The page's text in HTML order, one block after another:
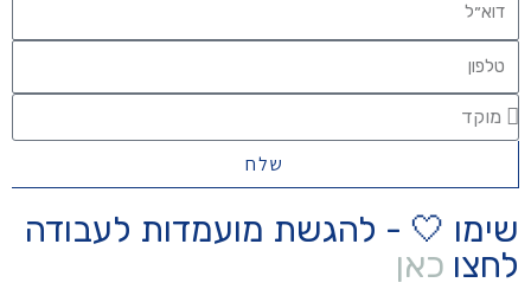
שלח
שימו 🤍 - להגשת מועמדות לעבודה
לחצו כאן